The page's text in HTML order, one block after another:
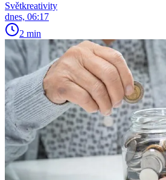
Světkreativity
dnes, 06:17
2 min